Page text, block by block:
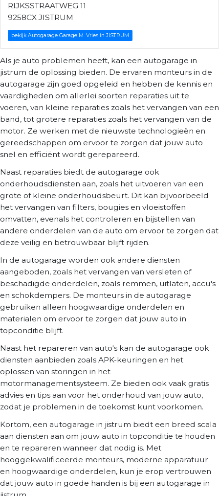
RIJKSSTRAATWEG 11
9258CX JISTRUM
bekijk Autogarage Garage M. Vries in JISTRUM
Als je auto problemen heeft, kan een autogarage in
jistrum de oplossing bieden. De ervaren monteurs in de
autogarage zijn goed opgeleid en hebben de kennis en
vaardigheden om allerlei soorten reparaties uit te
voeren, van kleine reparaties zoals het vervangen van een
band, tot grotere reparaties zoals het vervangen van de
motor. Ze werken met de nieuwste technologieën en
gereedschappen om ervoor te zorgen dat jouw auto
snel en efficiënt wordt gerepareerd.
Naast reparaties biedt de autogarage ook
onderhoudsdiensten aan, zoals het uitvoeren van een
grote of kleine onderhoudsbeurt. Dit kan bijvoorbeeld
het vervangen van filters, bougies en vloeistoffen
omvatten, evenals het controleren en bijstellen van
andere onderdelen van de auto om ervoor te zorgen dat
deze veilig en betrouwbaar blijft rijden.
In de autogarage worden ook andere diensten
aangeboden, zoals het vervangen van versleten of
beschadigde onderdelen, zoals remmen, uitlaten, accu's
en schokdempers. De monteurs in de autogarage
gebruiken alleen hoogwaardige onderdelen en
materialen om ervoor te zorgen dat jouw auto in
topconditie blijft.
Naast het repareren van auto's kan de autogarage ook
diensten aanbieden zoals APK-keuringen en het
oplossen van storingen in het
motormanagementsysteem. Ze bieden ook vaak gratis
advies en tips aan voor het onderhoud van jouw auto,
zodat je problemen in de toekomst kunt voorkomen.
Kortom, een autogarage in jistrum biedt een breed scala
aan diensten aan om jouw auto in topconditie te houden
en te repareren wanneer dat nodig is. Met
hooggekwalificeerde monteurs, moderne apparatuur
en hoogwaardige onderdelen, kun je erop vertrouwen
dat jouw auto in goede handen is bij een autogarage in